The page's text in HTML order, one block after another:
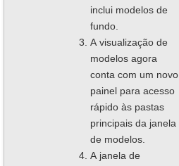
inclui modelos de
fundo.
A visualização de
modelos agora
conta com um novo
painel para acesso
rápido às pastas
principais da janela
de modelos.
A janela de